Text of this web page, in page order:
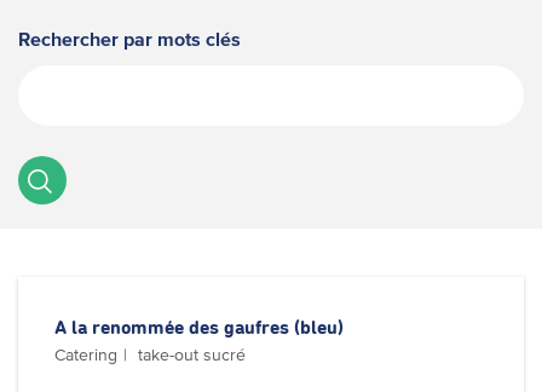
Rechercher par mots clés
A la renommée des gaufres (bleu)
Catering take-out sucré